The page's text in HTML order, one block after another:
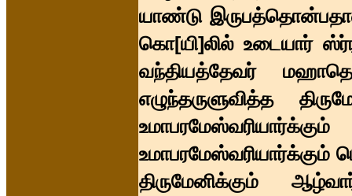
யாண்டு
கொ[யி]லில் உடையார்
வந்தியத்தேவர்
எழுந்தருளுவித்த
உமாபரமேஸ்வரியார்க்கும்
திருமேனிக்கும்